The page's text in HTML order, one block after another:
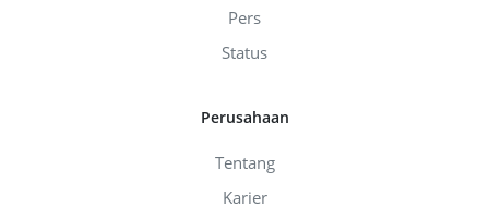
Pers
Status
Perusahaan
Tentang
Karier